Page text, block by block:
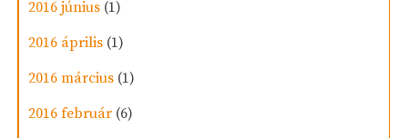
2016 június (1)
2016 április (1)
2016 március (1)
2016 február (6)